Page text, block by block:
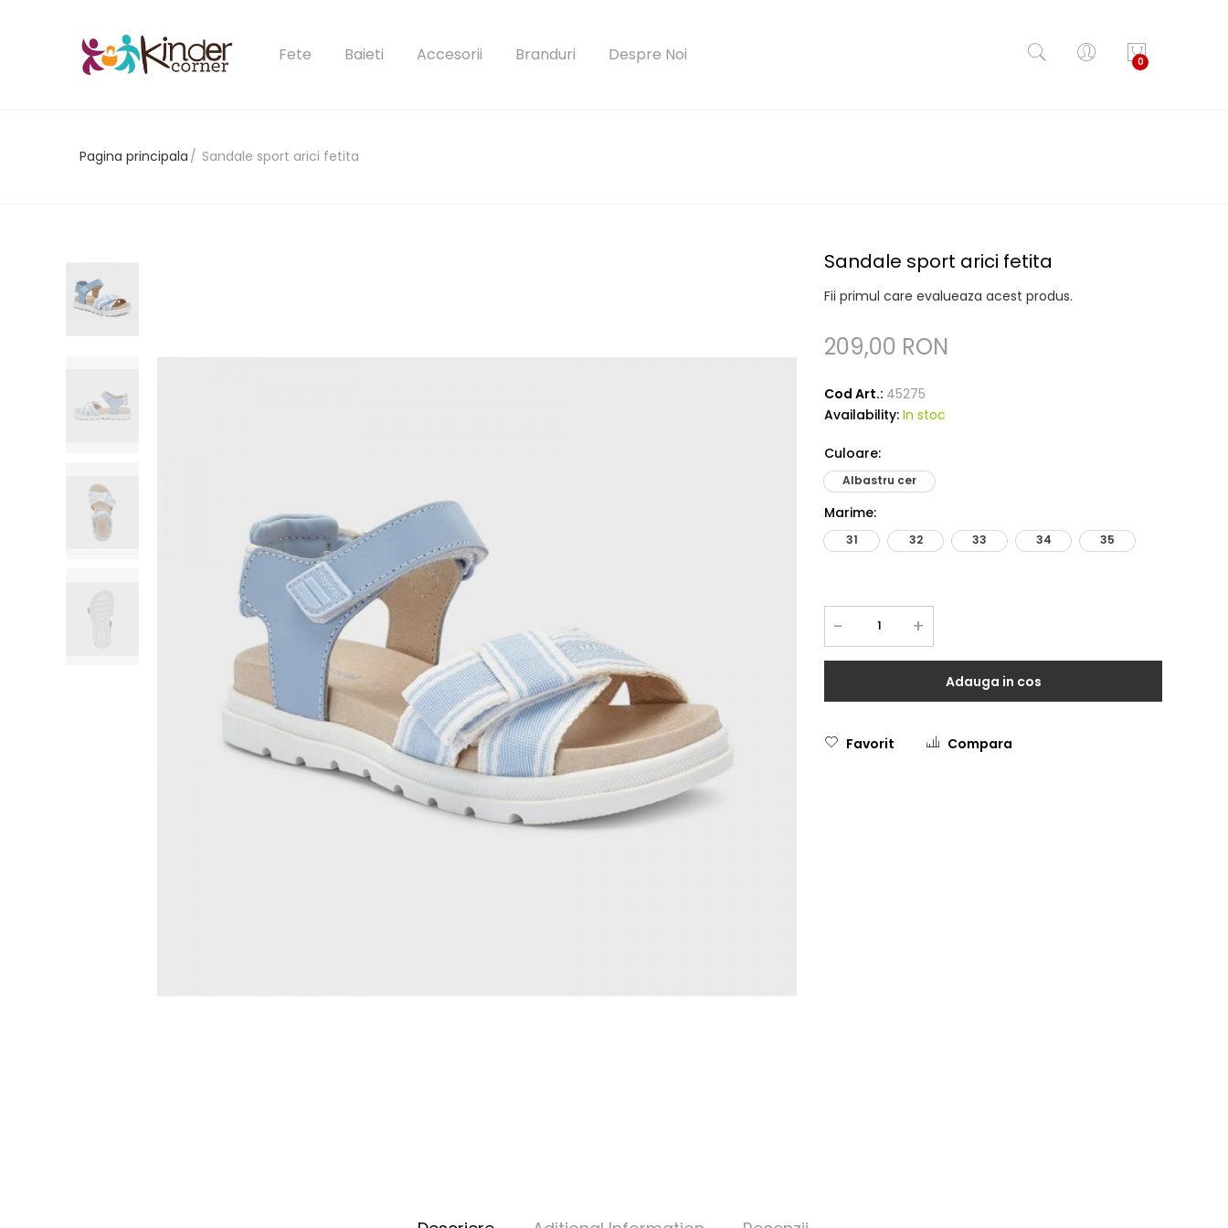
Fete Baieti Accesorii Branduri Despre Noi 0
Pagina principala Sandale sport arici fetita
Sandale sport arici fetita
Fii primul care evalueaza acest produs.
209,00 RON
Cod Art.: 45275
Availability: In stoc
Culoare:
Albastru cer
Marime:
31 32 33 34 35
- +
Adauga in cos
Favorit Compara